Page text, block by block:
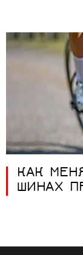
КАК
ШИНАХ